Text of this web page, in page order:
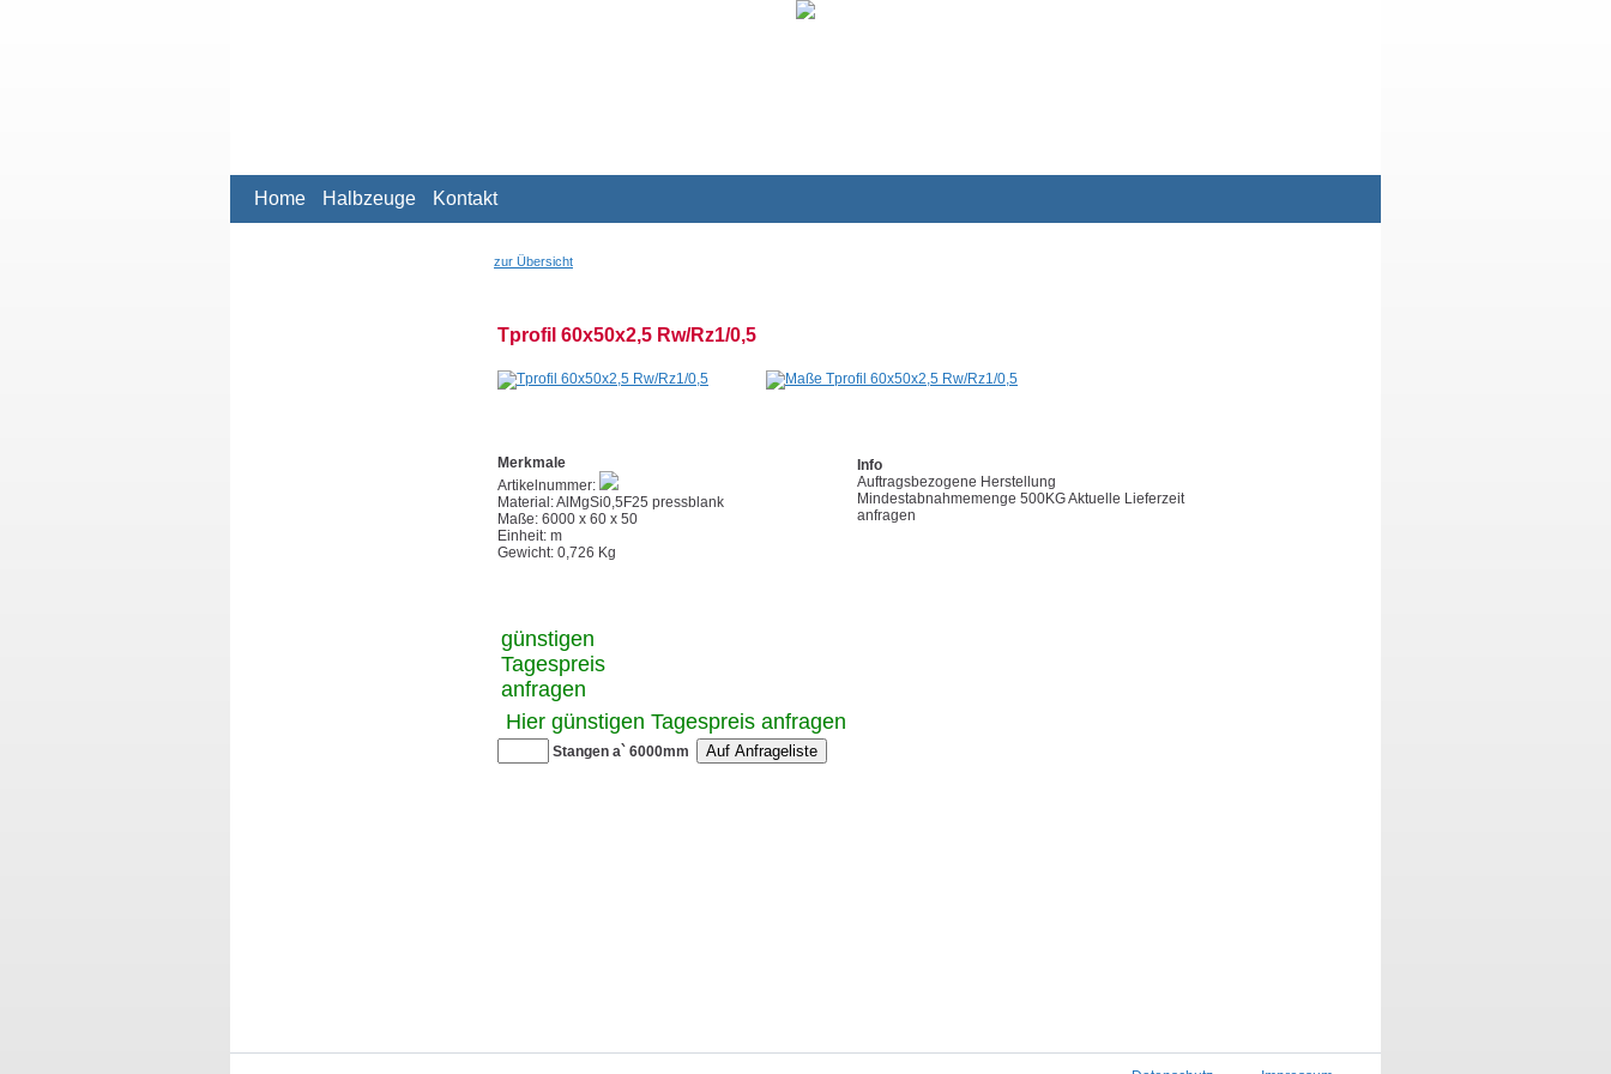
Home Halbzeuge Kontakt
zur Übersicht
Tprofil 60x50x2,5 Rw/Rz1/0,5
Merkmale
Artikelnummer:
Material: AlMgSi0,5F25 pressblank
Maße: 6000 x 60 x 50
Einheit: m
Gewicht: 0,726 Kg
Info
Auftragsbezogene Herstellung
Mindestabnahmemenge 500KG Aktuelle Lieferzeit
anfragen
günstigen
Tagespreis
anfragen
Hier günstigen Tagespreis anfragen
Stangen a` 6000mm